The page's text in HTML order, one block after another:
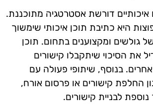
איכותיים דורשת אסטרטגיה מתוכננת.
היא כתיבת תוכן איכותי שימשוך
גולשים ומקצוענים בתחום. תוכן
את הסיכוי שיתקבלו קישורים
אחרים. בנוסף, שיתופי פעולה עם
החלפת קישורים או פרסום אורח,
נוספת לבניית קישורים.